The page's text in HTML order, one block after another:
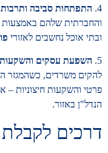
4. התפתחות סביבה ותרבות
והחברתית שלהם
ובתי אוכל נחשבים לאזורי
5. השפעת עסקים והשקעות
להקים משרדים, כשהמגזר
פרטי והשקעות חיצוניות –
הנדל"ן באזור.
דרכים